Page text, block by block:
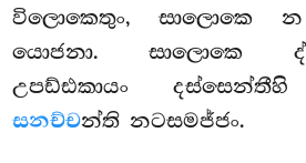
විලොකෙතුං, සාලොකෙ
යොජනා. සාලොකෙ
උපඩ්ඪකායං
සනච්චන්ති නටසමජ්ජං.